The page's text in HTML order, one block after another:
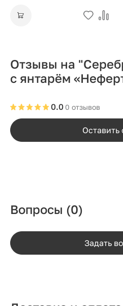
Отзывы на
с янтарём
0 отзывов
0.0
Оставить
Вопросы (0)
Задать